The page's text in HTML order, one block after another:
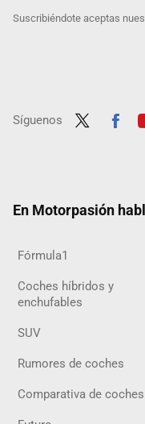
Suscribiéndote aceptas
Síguenos
En Motorpasión
Fórmula1
Coches híbridos y
enchufables
SUV
Rumores de coches
Comparativa de coches